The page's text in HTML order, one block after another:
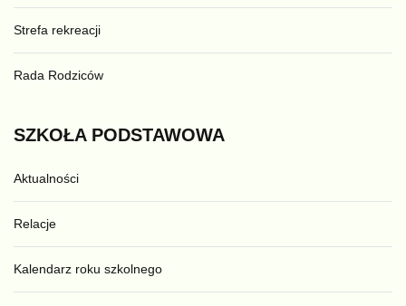
Strefa rekreacji
Rada Rodziców
SZKOŁA PODSTAWOWA
Aktualności
Relacje
Kalendarz roku szkolnego